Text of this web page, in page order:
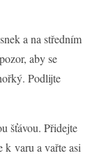
a na středním
aby se
Podlijte
šťávou. Přidejte
k varu a vařte asi